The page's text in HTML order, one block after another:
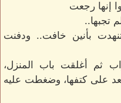
إنها رجعت
تجبها..
بأنين خافت.. ودفنت
ثم أغلقت باب المنزل،
على كتفها، وضغطت عليه